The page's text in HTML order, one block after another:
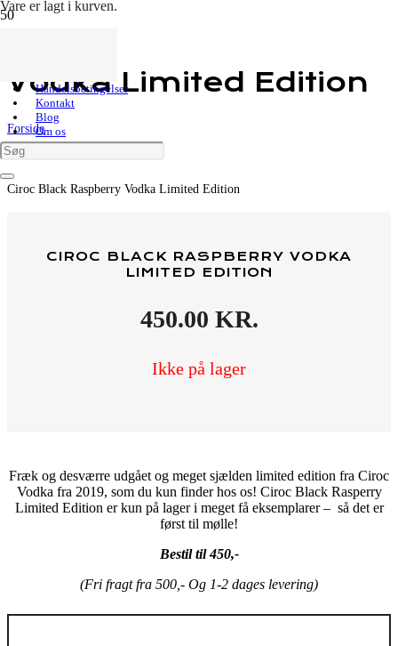
Vare er lagt i kurven.
Handelsbetingelser
Kontakt
Blog
Om os
Vodka Limited Edition
Forside
Shop
Vodka
Fransk Vodka
Ciroc Black Raspberry Vodka Limited Edition
CIROC BLACK RASPBERRY VODKA
LIMITED EDITION
450.00 KR.
Ikke på lager
Fræk og desværre udgået og meget sjælden limited edition fra Ciroc
Vodka fra 2019, som du kun finder hos os! Ciroc Black Rasperry
Limited Edition er kun på lager i meget få eksemplarer – så det er
først til mølle!
Bestil til 450,-
(Fri fragt fra 500,- Og 1-2 dages levering)